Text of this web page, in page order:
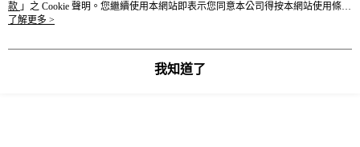
款 」之 Cookie 聲明。您繼續使用本網站即表示您同意本公司得按本網站使用條款
之 Cookie 聲明使用 cookie。
了解更多 >
我知道了